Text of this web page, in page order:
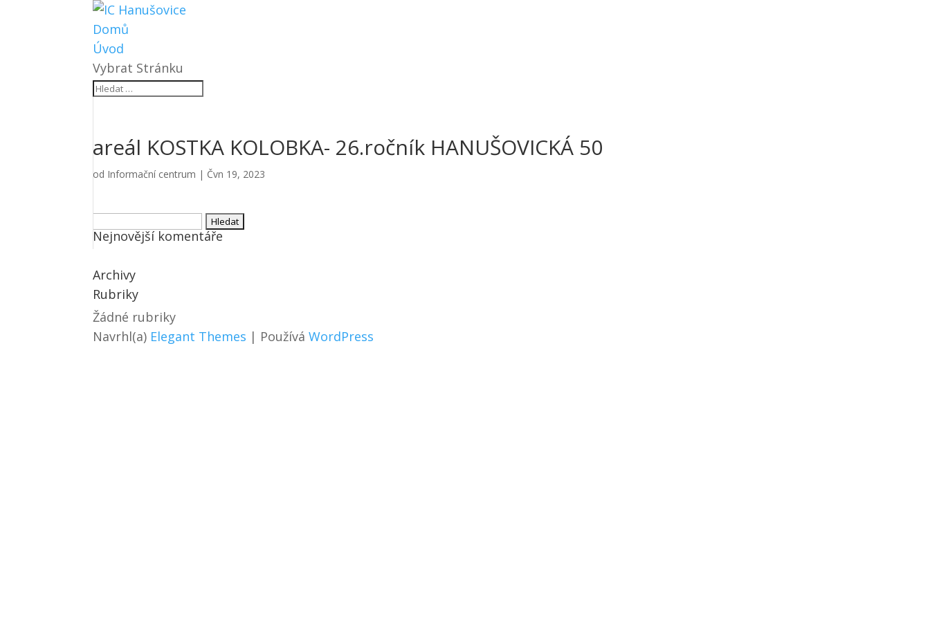
Domů
Úvod
Vybrat Stránku
areál KOSTKA KOLOBKA- 26.ročník HANUŠOVICKÁ 50
od Informační centrum | Čvn 19, 2023
Vyhledávání
Nejnovější komentáře
Archivy
Rubriky
Žádné rubriky
Navrhl(a) Elegant Themes | PoužíváWordPress